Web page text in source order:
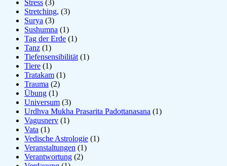
Stress (3)
Stretching, (3)
Surya (3)
Sushumna (1)
Tag der Erde (1)
Tanz (1)
Tiefensensibilität (1)
Tiere (1)
Tratakam (1)
Trauma (2)
Übung (1)
Universum (3)
Urdhva Mukha Prasarita Padottanasana (1)
Vagusnerv (1)
Vata (1)
Vedische Astrologie (1)
Veranstaltungen (1)
Verantwortung (2)